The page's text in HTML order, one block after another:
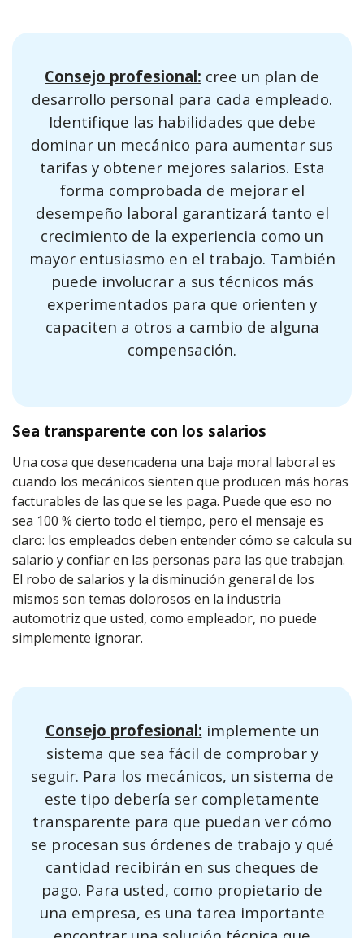
Consejo profesional: cree un plan de
desarrollo personal para cada empleado.
Identifique las habilidades que debe
dominar un mecánico para aumentar sus
tarifas y obtener mejores salarios. Esta
forma comprobada de mejorar el
desempeño laboral garantizará tanto el
crecimiento de la experiencia como un
mayor entusiasmo en el trabajo. También
puede involucrar a sus técnicos más
experimentados para que orienten y
capaciten a otros a cambio de alguna
compensación.
Sea transparente con los salarios
Una cosa que desencadena una baja moral laboral es
cuando los mecánicos sienten que producen más horas
facturables de las que se les paga. Puede que eso no
sea 100 % cierto todo el tiempo, pero el mensaje es
claro: los empleados deben entender cómo se calcula su
salario y confiar en las personas para las que trabajan.
El robo de salarios y la disminución general de los
mismos son temas dolorosos en la industria
automotriz que usted, como empleador, no puede
simplemente ignorar.
Consejo profesional: implemente un
sistema que sea fácil de comprobar y
seguir. Para los mecánicos, un sistema de
este tipo debería ser completamente
transparente para que puedan ver cómo
se procesan sus órdenes de trabajo y qué
cantidad recibirán en sus cheques de
pago. Para usted, como propietario de
una empresa, es una tarea importante